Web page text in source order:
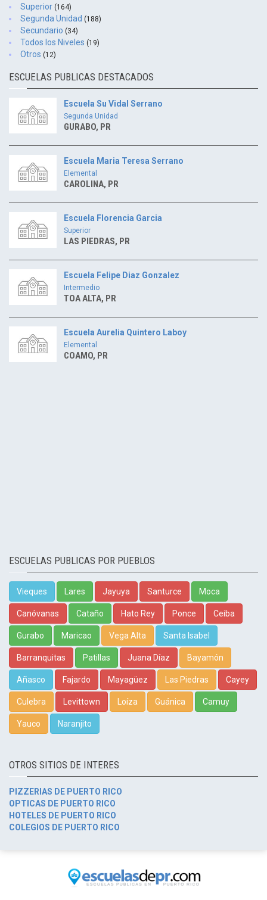
Superior (164)
Segunda Unidad (188)
Secundario (34)
Todos los Niveles (19)
Otros (12)
ESCUELAS PUBLICAS DESTACADOS
Escuela Su Vidal Serrano
Segunda Unidad
GURABO, PR
Escuela Maria Teresa Serrano
Elemental
CAROLINA, PR
Escuela Florencia Garcia
Superior
LAS PIEDRAS, PR
Escuela Felipe Diaz Gonzalez
Intermedio
TOA ALTA, PR
Escuela Aurelia Quintero Laboy
Elemental
COAMO, PR
ESCUELAS PUBLICAS POR PUEBLOS
Vieques Lares Jayuya Santurce Moca
Canóvanas Cataño Hato Rey Ponce Ceiba
Gurabo Maricao Vega Alta Santa Isabel
Barranquitas Patillas Juana Díaz Bayamón
Añasco Fajardo Mayagüez Las Piedras Cayey
Culebra Levittown Loíza Guánica Camuy
Yauco Naranjito
OTROS SITIOS DE INTERES
PIZZERIAS DE PUERTO RICO
OPTICAS DE PUERTO RICO
HOTELES DE PUERTO RICO
COLEGIOS DE PUERTO RICO